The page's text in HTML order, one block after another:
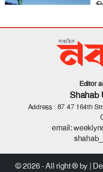
Editor
Shahab
Address : 87 47 164th
email:
© 2026 - All right ® by |